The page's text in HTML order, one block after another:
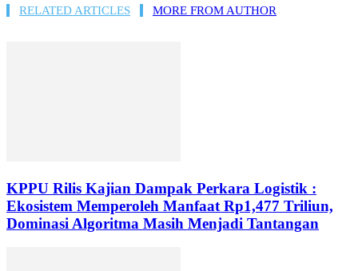
RELATED ARTICLES MORE FROM AUTHOR
KPPU Rilis Kajian Dampak Perkara Logistik :
Ekosistem Memperoleh Manfaat Rp1,477 Triliun,
Dominasi Algoritma Masih Menjadi Tantangan